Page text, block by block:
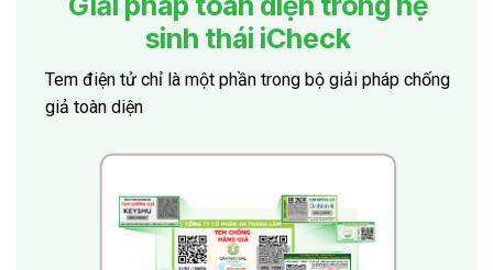
Tem điện tử chỉ là một phần trong bộ giải pháp chống
giả toàn diện
sinh thái iCheck